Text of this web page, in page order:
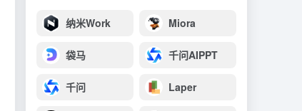
纳米Work Miora
袋马 千问AIPPT
千问 Laper